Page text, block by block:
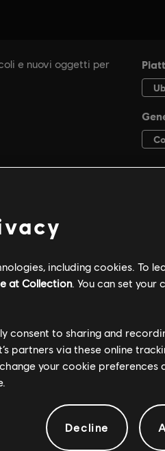
including cookies. To
at Collection. You can set your
consent to sharing and
partners via these online
your cookie preferences
Decline